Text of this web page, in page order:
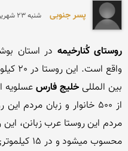
پسر جنوبی شنبه 23 شهريور 1392 | 13 سال پیش
روستای کُنارخیمه در استان
بین المللی خلیج فارس
مردم این روستا عرب زبانن،